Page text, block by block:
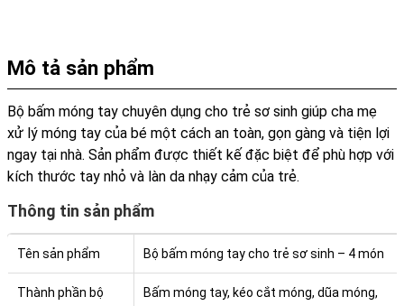
Mô tả sản phẩm
Bộ bấm móng tay chuyên dụng cho trẻ sơ sinh giúp cha mẹ
xử lý móng tay của bé một cách an toàn, gọn gàng và tiện lợi
ngay tại nhà. Sản phẩm được thiết kế đặc biệt để phù hợp với
kích thước tay nhỏ và làn da nhạy cảm của trẻ.
Thông tin sản phẩm
Tên sản phẩm Bộ bấm móng tay cho trẻ sơ sinh – 4 món
Thành phần bộ
Bấm móng tay, kéo cắt móng, dũa móng,